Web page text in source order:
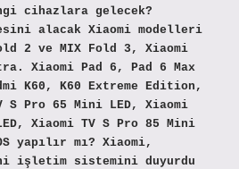
cihazlara gelecek?
alacak Xiaomi modelleri
2 ve MIX Fold 3, Xiaomi
Xiaomi Pad 6, Pad 6 Max
K60, K60 Extreme Edition,
S Pro 65 Mini LED, Xiaomi
Xiaomi TV S Pro 85 Mini
yapılır mı? Xiaomi,
işletim sistemini duyurdu